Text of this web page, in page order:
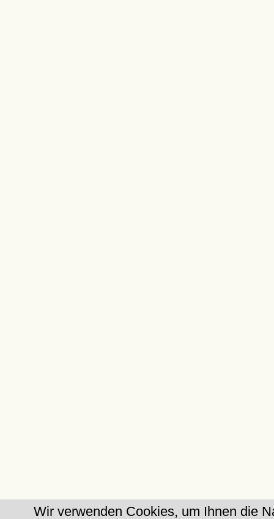
Wir verwenden Cookies, um Ihnen die